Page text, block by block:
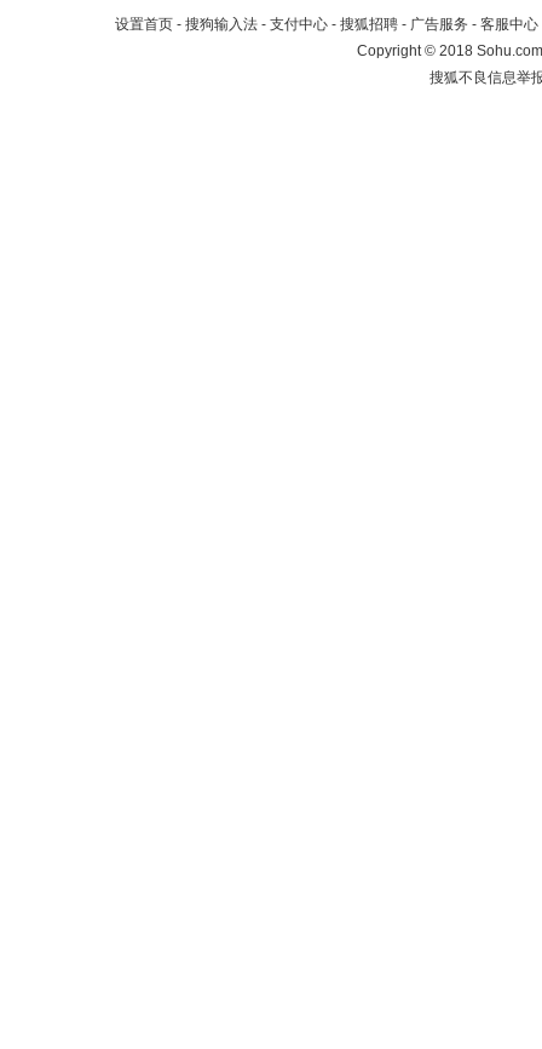
设置首页 - 搜狗输入法 - 支付中心 - 搜狐招聘 - 广告服务 - 客服中心
Copyright©2018
搜狐不良信息举